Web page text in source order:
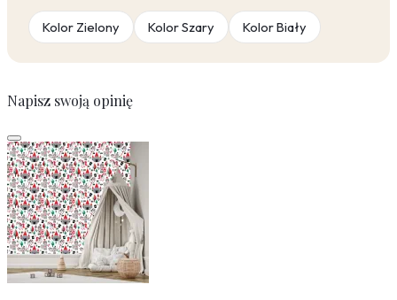
Kolor Zielony Kolor Szary Kolor Biały
Napisz swoją opinię